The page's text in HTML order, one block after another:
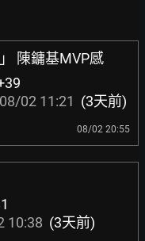
陳鏞基MVP感
02 11:21 (3天前)
08/02 20:55
10:38 (3天前)